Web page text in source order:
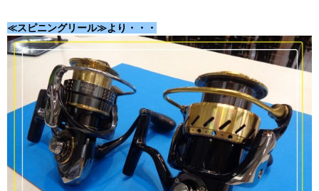
≪スピニングリール≫より・・・